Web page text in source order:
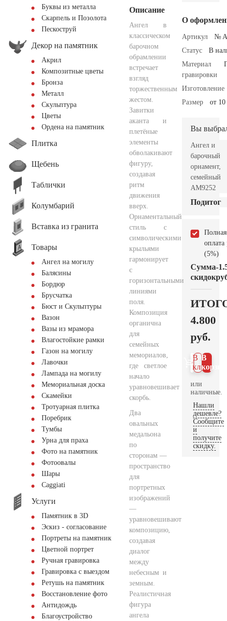
Буквы из металла
Скарпель и Позолота
Пескоструй
Декор на памятник
Акрил
Композитные цветы
Бронза
Металл
Скульптура
Цветы
Ордена на памятник
Плитка
Щебень
Таблички
Колумбарий
Вставка из гранита
Товары
Ангел на могилу
Балясины
Бордюр
Брусчатка
Бюст и Скульптуры
Вазон
Вазы из мрамора
Влагостойкие рамки
Газон на могилу
Лавочки
Лампада на могилу
Мемориальная доска
Скамейки
Тротуарная плитка
Поребрик
Тумбы
Урна для праха
Фото на памятник
Фотоовалы
Шары
Сaggiati
Услуги
Памятник в 3D
Эскиз - согласование
Портреты на памятник
Цветной портрет
Ручная гравировка
Гравировка с выездом
Ретушь на памятник
Восстановление фото
Антидождь
Благоустройство
Описание
Ангел в
классическом
барочном
обрамлении
встречает
взгляд
торжественным
жестом.
Завитки
аканта и
плетёные
элементы
обволакивают
фигуру,
создавая
ритм
движения
вверх.
Орнаментальный
стиль с
символическими
крыльями
гармонирует
с
горизонтальными
линиями
поля.
Композиция
органична
для
семейных
мемориалов,
где светлое
начало
уравновешивает
скорбь.
Два
овальных
медальона
по
сторонам —
пространство
для
портретных
изображений
—
уравновешивают
композицию,
создавая
диалог
между
небесным и
земным.
Реалистичная
фигура
ангела
О
Артикул
№
Статус
В
Материал
гравировки
Изготовление
Размер
от
Вы
Ангел и
барочный
орнамент,
семейный
AM9252
Подитог
Полная
оплата
(5%)
Сумма
скидок
-
4.800
руб.
В
В 1
клик
или
наличные.
Нашли
дешевле?
Сообщите
и
получите
скидку.